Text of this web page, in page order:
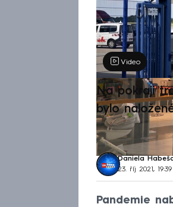
Video
Na pokraji
bylo
Daniela
23. říj 2021, 19:39
Pandemie